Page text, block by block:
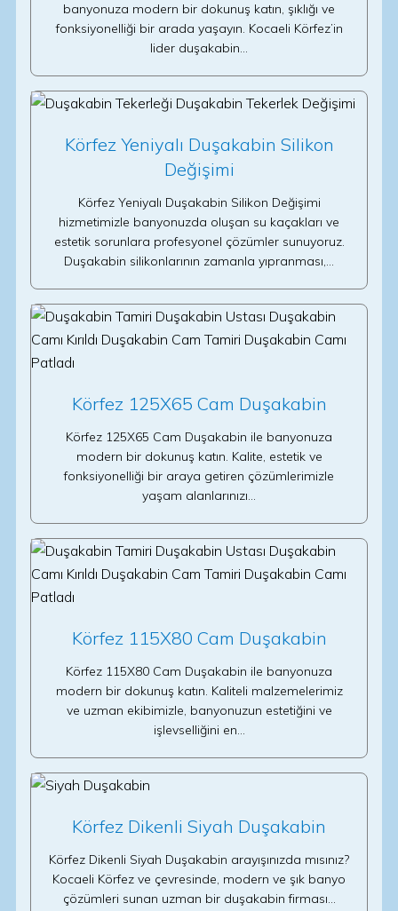
banyonuza modern bir dokunuş katın, şıklığı ve
fonksiyonelliği bir arada yaşayın. Kocaeli Körfez’in
lider duşakabin…
Körfez Yeniyalı Duşakabin Silikon
Değişimi
Körfez Yeniyalı Duşakabin Silikon Değişimi
hizmetimizle banyonuzda oluşan su kaçakları ve
estetik sorunlara profesyonel çözümler sunuyoruz.
Duşakabin silikonlarının zamanla yıpranması,…
Körfez 125X65 Cam Duşakabin
Körfez 125X65 Cam Duşakabin ile banyonuza
modern bir dokunuş katın. Kalite, estetik ve
fonksiyonelliği bir araya getiren çözümlerimizle
yaşam alanlarınızı…
Körfez 115X80 Cam Duşakabin
Körfez 115X80 Cam Duşakabin ile banyonuza
modern bir dokunuş katın. Kaliteli malzemelerimiz
ve uzman ekibimizle, banyonuzun estetiğini ve
işlevselliğini en…
Körfez Dikenli Siyah Duşakabin
Körfez Dikenli Siyah Duşakabin arayışınızda mısınız?
Kocaeli Körfez ve çevresinde, modern ve şık banyo
çözümleri sunan uzman bir duşakabin firması…